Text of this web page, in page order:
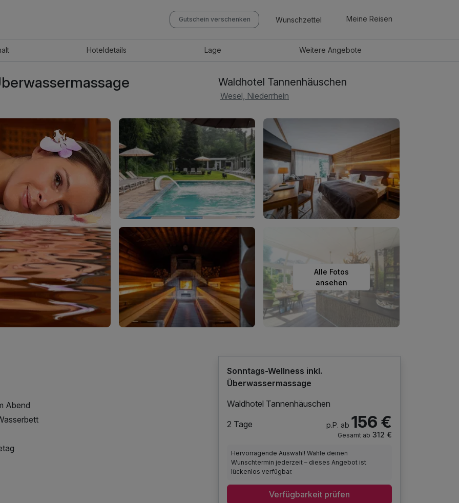
Gutschein verschenken Wunschzettel Meine Reisen
Hoteldetails Lage WeitereAngebote
Waldhotel Tannenhäuschen
Wesel, Niederrhein
Alle Fotos
ansehen
Abend
Sonntags-Wellness inkl.
Überwassermassage
Waldhotel Tannenhäuschen
2 Tage
p.P. ab 156 €
Gesamt ab 312 €
Hervorragende Auswahl! Wähle deinen
Wunschtermin jederzeit – dieses Angebot ist
lückenlos verfügbar.
Verfügbarkeit prüfen